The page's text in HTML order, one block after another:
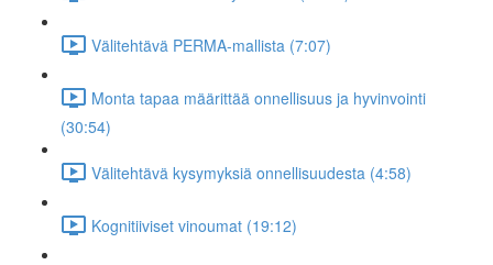
Välitehtävä PERMA-mallista (7:07)
Monta tapaa määrittää onnellisuus ja hyvinvointi
(30:54)
Välitehtävä kysymyksiä onnellisuudesta (4:58)
Kognitiiviset vinoumat (19:12)